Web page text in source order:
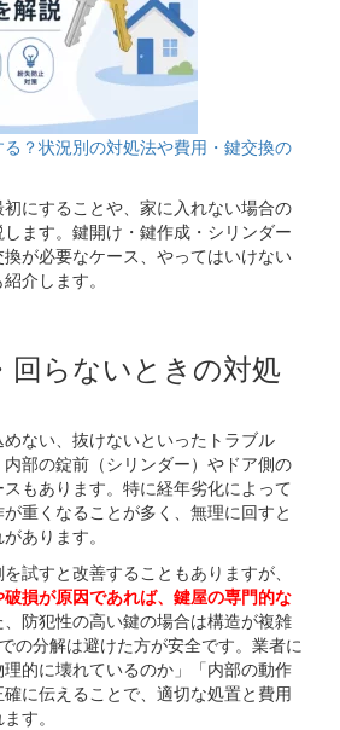
？状況別の対処法や費用・鍵交換の
にすることや、家に入れない場合の
ます。鍵開け・鍵作成・シリンダー
が必要なケース、やってはいけない
介します。
回らないときの対処
ない、抜けないといったトラブル
部の錠前（シリンダー）やドア側の
もあります。特に経年劣化によって
重くなることが多く、無理に回すと
あります。
試すと改善することもありますが、
損が原因であれば、鍵屋の専門的な
、防犯性の高い鍵の場合は構造が複雑
の分解は避けた方が安全です。業者に
的に壊れているのか」「内部の動作
に伝えることで、適切な処置と費用
す。